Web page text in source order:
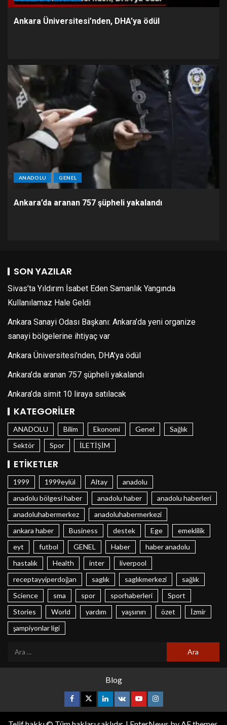
Ankara Üniversitesi’nden, DHA’ya ödül
ANADOLU GENEL
Ankara’da aranan 757 şüpheli yakalandı
SON YAZILAR
Sivas’ta Yıldırım İsabet Eden Samanlık Yangında
Kullanılamaz Hale Geldi
Ankara Sanayi Odası Başkanı: Ankara’da yeni organize
sanayi bölgelerine ihtiyaç var
Ankara Üniversitesi’nden, DHA’ya ödül
Ankara’da aranan 757 şüpheli yakalandı
Ankara’da simit 10 liraya satılacak
KATEGORILER
ANADOLU Bilim Ekonomi Genel
Sağlık
Sektör
Spor İLETİŞİM
ETIKETLER
1999 1999eylül Altay
anadolu
anadolu bölgesi haber
anadolu haber
anadolu haberleri
anadoluhabermerkez
anadoluhabermerkezi
ankara haber
Business destek Ege
emeklilik
eyt
futbol GENEL Haber
haber anadolu
hastalık
Health inter
liverpool
receptayyiperdoğan
saglık saglıkmerkezi
sağlık
Science
sma spor sporhaberleri
Sport
Stories
World yardım yaşsınırı özet
İzmir
şampiyonlar ligi
Blog